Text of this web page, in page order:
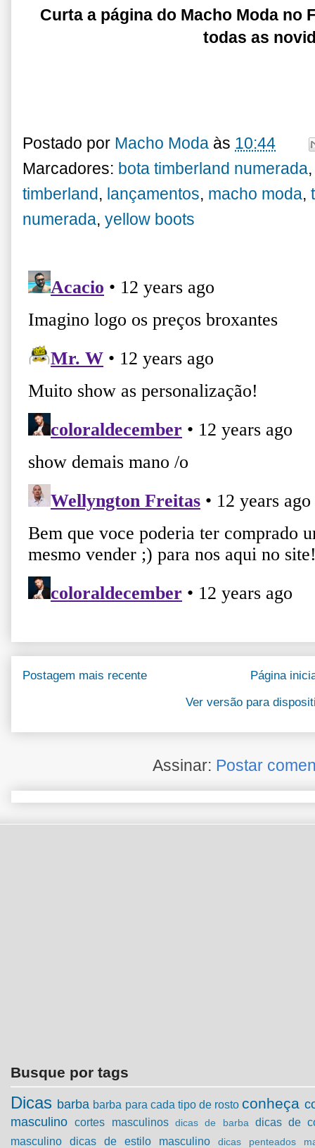
Curta a página do Macho Moda no
todas as
Postado por Macho Moda às 10:44
Marcadores: bota timberland numerada
timberland, lançamentos, macho moda,
numerada, yellow boots
Postagem mais recente
Página
Ver versão para
Assinar: Postar
Busque por tags
Dicas barba barba para cada tipo de rosto conheça
masculino cortes masculinos dicas de barba
dicas de
masculino
dicas de estilo masculino dicas penteados